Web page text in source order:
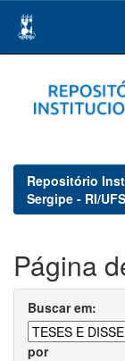
navigation
Repositório
Sergipe - RI/UFS
Página
Buscar em:
por